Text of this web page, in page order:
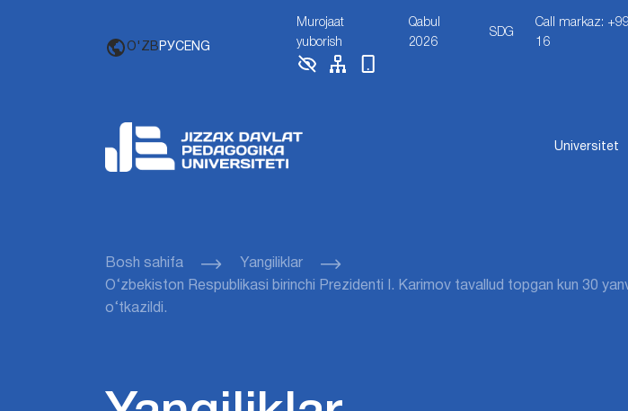
O'ZB РУСENG
Murojaat
yuborish
Qabul
2026
SDG
Call markaz:
16
Universitet
Bosh sahifa
Yangiliklar
O‘zbekiston Respublikasi birinchi Prezidenti I. Karimov tavallud topgan kun 30
o‘tkazildi.